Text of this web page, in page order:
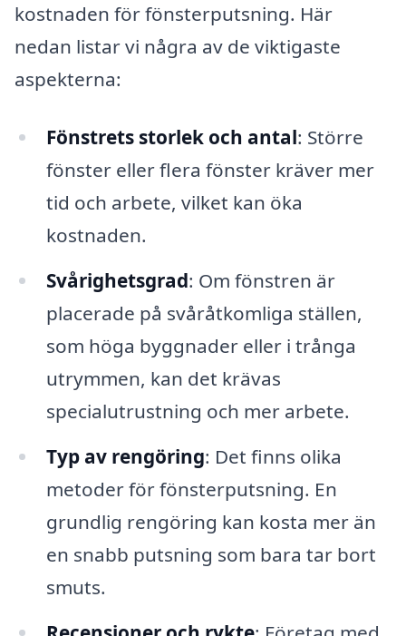
kostnaden för fönsterputsning. Här
nedan listar vi några av de viktigaste
aspekterna:
Fönstrets storlek och antal: Större
fönster eller flera fönster kräver mer
tid och arbete, vilket kan öka
kostnaden.
Svårighetsgrad: Om fönstren är
placerade på svåråtkomliga ställen,
som höga byggnader eller i trånga
utrymmen, kan det krävas
specialutrustning och mer arbete.
Typ av rengöring: Det finns olika
metoder för fönsterputsning. En
grundlig rengöring kan kosta mer än
en snabb putsning som bara tar bort
smuts.